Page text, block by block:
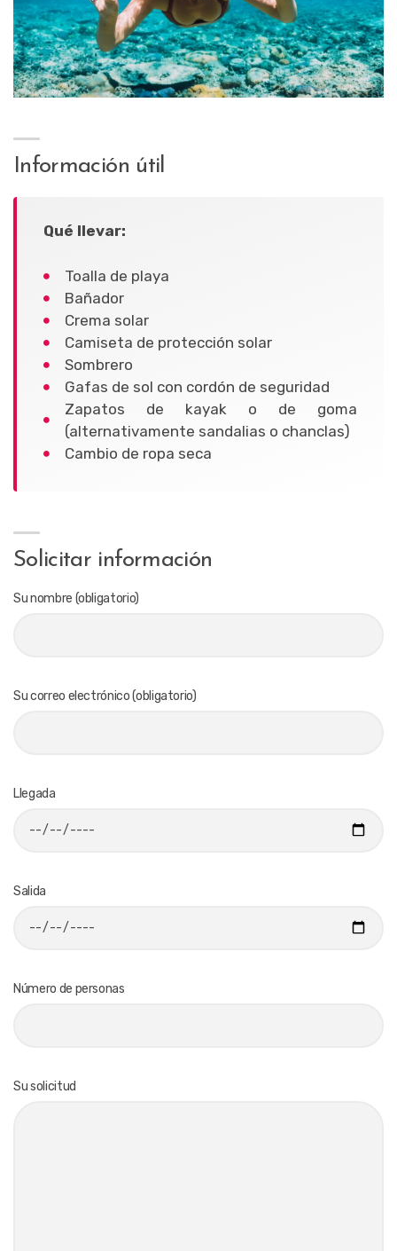
Información útil
Qué llevar:
Toalla de playa
Bañador
Crema solar
Camiseta de protección solar
Sombrero
Gafas de sol con cordón de seguridad
Zapatos de kayak o de goma
(alternativamente sandalias o chanclas)
Cambio de ropa seca
Solicitar información
Su nombre (obligatorio)
Su correo electrónico (obligatorio)
Llegada
Salida
Número de personas
Su solicitud